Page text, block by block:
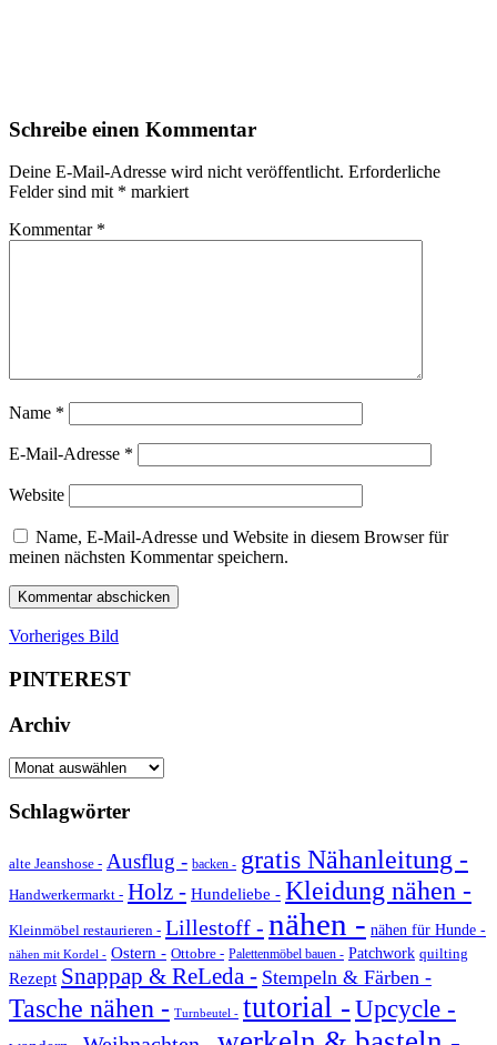
Schreibe einen Kommentar
Deine E-Mail-Adresse wird nicht veröffentlicht. Erforderliche
Felder sind mit * markiert
Kommentar *
Name *
E-Mail-Adresse *
Website
Name, E-Mail-Adresse und Website in diesem Browser für
meinen nächsten Kommentar speichern.
Vorheriges Bild
PINTEREST
Archiv
Archiv
Schlagwörter
alte Jeanshose - Ausflug - backen - gratis Nähanleitung -
Handwerkermarkt - Holz - Hundeliebe - Kleidung nähen -
Kleinmöbel restaurieren - Lillestoff - nähen - nähen für Hunde -
nähen mit Kordel - Ostern - Ottobre - Palettenmöbel bauen - Patchwork quilting
Rezept Snappap & ReLeda - Stempeln & Färben -
Tasche nähen - Turnbeutel - tutorial -Upcycle -